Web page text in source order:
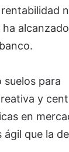
para
y
en
que la